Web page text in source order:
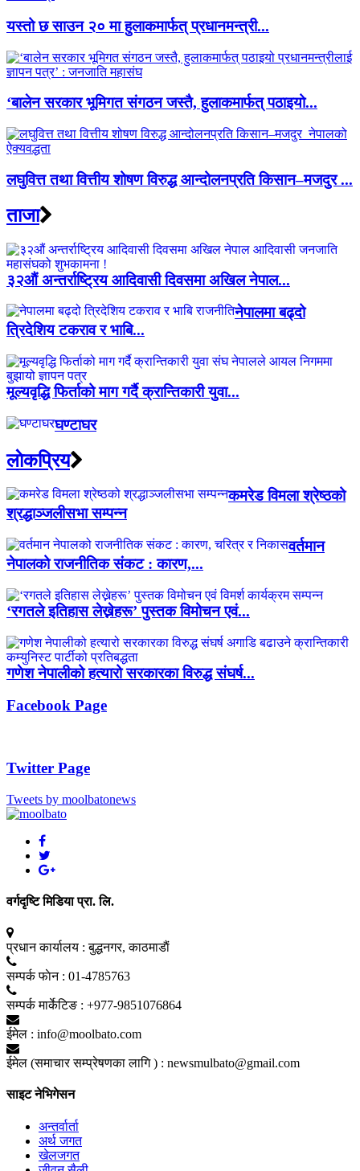
यस्तो छ साउन २० मा हुलाकमार्फत् प्रधानमन्त्री...
‘बालेन सरकार भूमिगत संगठन जस्तै, हुलाकमार्फत् पठाइयो...
लघुवित्त तथा वित्तीय शोषण विरुद्ध आन्दोलनप्रति किसान–मजदुर ...
ताजा
३२औं अन्तर्राष्ट्रिय आदिवासी दिवसमा अखिल नेपाल...
नेपालमा बढ्दो
त्रिदेशिय टकराव र भाबि...
मूल्यवृद्धि फिर्ताको माग गर्दै क्रान्तिकारी युवा...
घण्टाघर
लाेकप्रिय
कमरेड विमला श्रेष्ठको
श्रद्धाञ्जलीसभा सम्पन्न
वर्तमान
नेपालको राजनीतिक संकट : कारण,...
‘रगतले इतिहास लेख्नेहरू’ पुस्तक विमोचन एवं...
गणेश नेपालीको हत्यारो सरकारका विरुद्ध संघर्ष...
Facebook Page
Twitter Page
Tweets by moolbatonews
वर्गदृष्टि मिडिया प्रा. लि.
प्रधान कार्यालय : बुद्धनगर, काठमाडाैं
सम्पर्क फाेन : 01-4785763
सम्पर्क मार्केटिङ : +977-9851076864
ईमेल : info@moolbato.com
ईमेल (समाचार सम्प्रेषणका लागि ) : newsmulbato@gmail.com
साइट नेभिगेसन
अन्तर्वार्ता
अर्थ जगत
खेलजगत